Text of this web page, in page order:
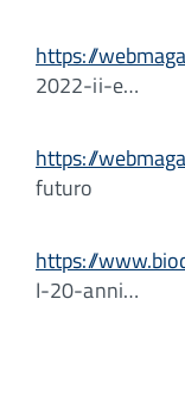
https://
2022-ii-e…
https://
futuro
https://
I-20-anni…